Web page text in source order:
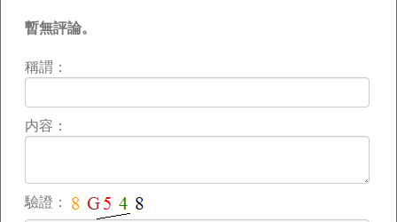
暫無評論。
稱謂：
内容：
驗證：